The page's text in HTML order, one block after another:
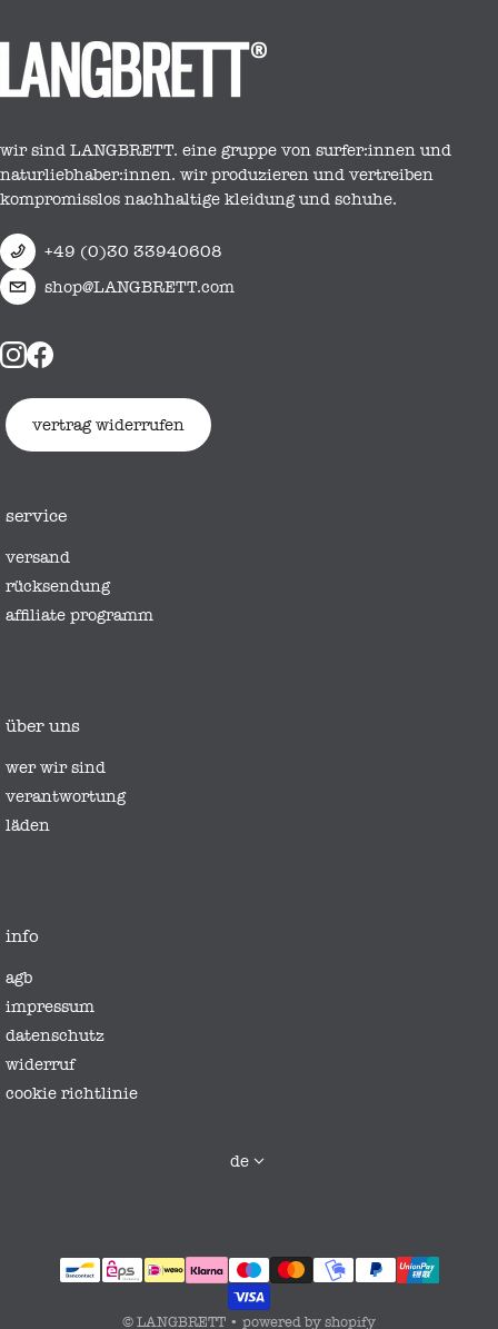
wir sind LANGBRETT. eine gruppe von surfer:innen und
naturliebhaber:innen. wir produzieren und vertreiben
kompromisslos nachhaltige kleidung und schuhe.
+49 (0)30 33940608
shop@LANGBRETT.com
vertrag widerrufen
service
versand
rücksendung
affiliate programm
über uns
wer wir sind
verantwortung
läden
info
agb
impressum
datenschutz
widerruf
cookie richtlinie
sprache
de
zahlungsmethoden
© LANGBRETT • powered by shopify